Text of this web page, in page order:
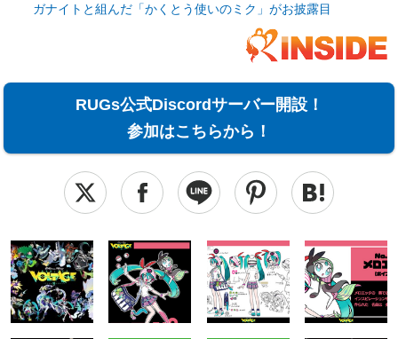
ガナイトと組んだ「かくとう使いのミク」がお披露目
RUGs公式Discordサーバー開設！
参加はこちらから！